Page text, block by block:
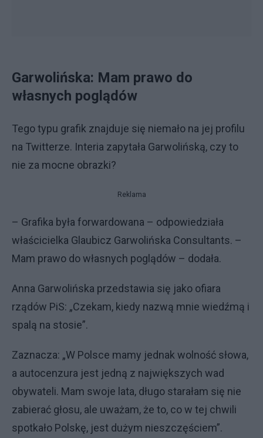
Garwolińska: Mam prawo do
własnych poglądów
Tego typu grafik znajduje się niemało na jej profilu
na Twitterze. Interia zapytała Garwolińską, czy to
nie za mocne obrazki?
Reklama
– Grafika była forwardowana – odpowiedziała
właścicielka Glaubicz Garwolińska Consultants. –
Mam prawo do własnych poglądów – dodała.
Anna Garwolińska przedstawia się jako ofiara
rządów PiS: „Czekam, kiedy nazwą mnie wiedźmą i
spalą na stosie”.
Zaznacza: „W Polsce mamy jednak wolność słowa,
a autocenzura jest jedną z największych wad
obywateli. Mam swoje lata, długo starałam się nie
zabierać głosu, ale uważam, że to, co w tej chwili
spotkało Polskę, jest dużym nieszczęściem”.